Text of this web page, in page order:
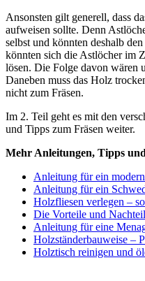
Ansonsten gilt generell, dass
aufweisen sollte. Denn
selbst und könnten deshalb
könnten sich die Astlöcher im
lösen. Die Folge davon wären
Daneben muss das Holz
nicht zum Fräsen.
Im 2. Teil geht es mit den
und Tipps zum Fräsen weiter.
Mehr Anleitungen, Tipps
Anleitung für ein
Anleitung für ein
Holzfliesen verlegen – so
Die Vorteile und
Anleitung für eine
Holzständerbauweise –
Holztisch reinigen und